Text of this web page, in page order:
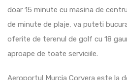
doar 15 minute cu masina de
de minute de plaje, va puteti
oferite de terenul de golf cu 18
aproape de toate serviciile.
Aeroportul Murcia Corvera este la